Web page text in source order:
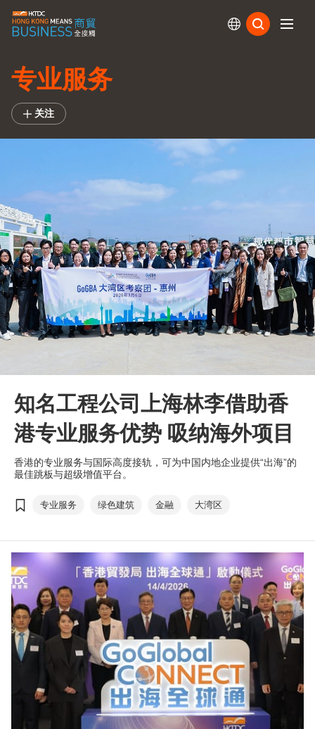
专业服务
关注
知名工程公司上海林李借助香
港专业服务优势 吸纳海外项目
香港的专业服务与国际高度接轨，可为中国内地企业提供“出海”的
最佳跳板与超级增值平台。
专业服务 绿色建筑 金融 大湾区